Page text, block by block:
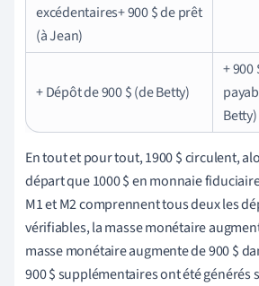
excédentaires+ 900 $ de prêt
(à Jean)
+ Dépôt de 900 $ (de Betty)
+ 900
Betty)
En tout et pour tout, 1900 $ circulent,
départ que 1000 $ en monnaie
M1 et M2 comprennent tous deux les
vérifiables, la masse monétaire
masse monétaire augmente de 900 $
900 $ supplémentaires ont été générés